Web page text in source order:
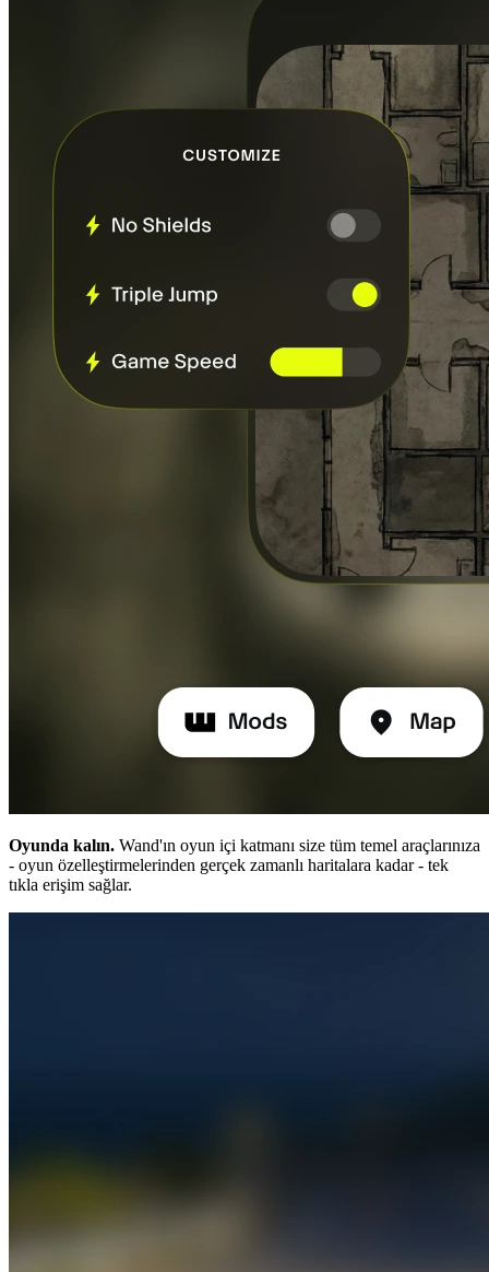
Oyunda kalın. Wand'ın oyun içi katmanı size tüm temel araçlarınıza
- oyun özelleştirmelerinden gerçek zamanlı haritalara kadar - tek
tıkla erişim sağlar.